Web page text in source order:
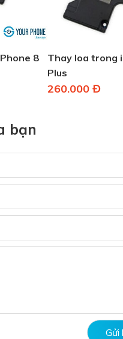
8
Thay loa trong
Plus
260.000 Đ
bạn